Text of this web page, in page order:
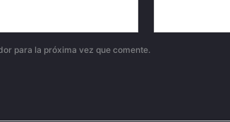
para la próxima vez que comente.